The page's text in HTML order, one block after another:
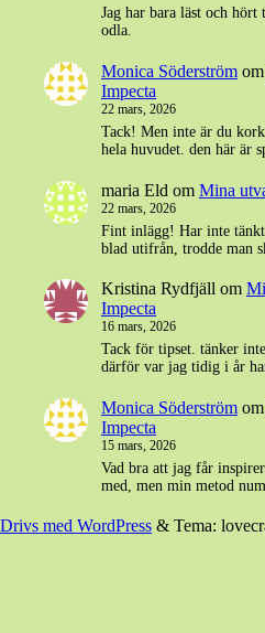
Jag har bara läst och
odla.
Monica Söderström om
Impecta
22 mars, 2026
Tack! Men inte är du
hela huvudet. den här är
maria Eld om Mina
22 mars, 2026
Fint inlägg! Har inte tänkt
blad utifrån, trodde man
Kristina Rydfjäll om
Impecta
16 mars, 2026
Tack för tipset. tänker
därför var jag tidig i år
Monica Söderström om
Impecta
15 mars, 2026
Vad bra att jag får
med, men min metod
Drivs med WordPress & Tema: